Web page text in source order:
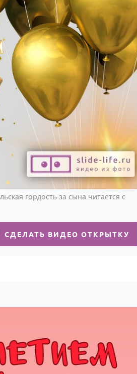
гордость за сына читается с
СДЕЛАТЬ ВИДЕО ОТКРЫТКУ